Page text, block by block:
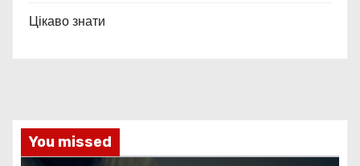
Цікаво знати
You missed